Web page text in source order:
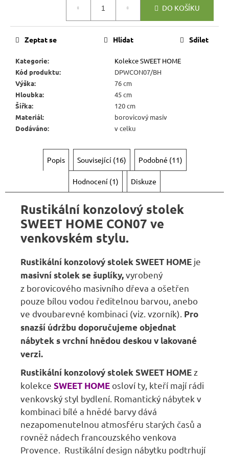
DO KOŠÍKU
Kategorie:
Kolekce SWEET HOME
Kód produktu:
DPWCON07/BH
Výška:
76 cm
Hloubka:
45 cm
Šířka:
120 cm
Materiál:
borovicový masív
Dodáváno: v celku
Zeptat se Hlídat Sdílet
Popis Související (16) Podobné (11)
Hodnocení (1) Diskuze
Rustikální konzolový stolek
SWEET HOME CON07 ve
venkovském stylu.
Rustikální konzolový stolek SWEET HOME je
masivní stolek se šuplíky,vyrobený
z borovicového masivního dřeva a ošetřen
pouze bílou vodou ředitelnou barvou, anebo
ve dvoubarevné kombinaci (viz. vzorník). Pro
snazší údržbu doporučujeme objednat
nábytek s vrchní hnědou deskou v lakované
verzi.
Rustikální konzolový stolek SWEET HOMEz
kolekce SWEET HOMEosloví ty, kteří mají rádi
venkovský styl bydlení. Romantický nábytek v
kombinaci bílé a hnědé barvy dává
nezapomenutelnou atmosféru starých časů a
rovněž nádech francouzského venkova
Provence. Rustikální design nábytku podtrhují
890
Kč